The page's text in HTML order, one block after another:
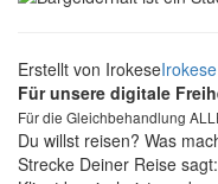
Erstellt von IrokeseIrokese
Für unsere digitale
Für die Gleichbehandlung
Du willst reisen? Was
Strecke Deiner Reise